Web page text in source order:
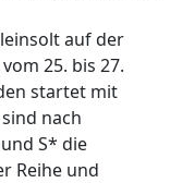
auf der
25. bis 27.
startet mit
nach
S* die
Reihe und